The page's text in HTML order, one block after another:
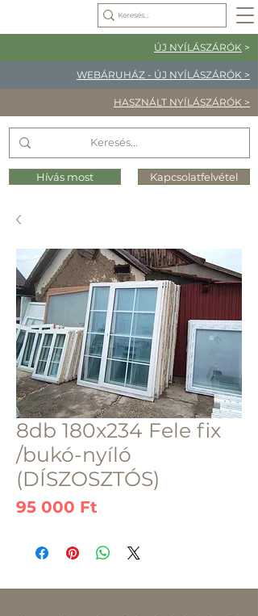
ÚJ NYÍLÁSZÁRÓK >
WEBÁRUHÁZ - ÚJ NYÍLÁSZÁRÓK >
HASZNÁLT NYÍLÁSZÁRÓK >
Hívás most Kapcsolatfelvétel
8db 180x234 Fele fix
/bukó-nyíló
(DÍSZOSZTÓS)
95 000 Ft